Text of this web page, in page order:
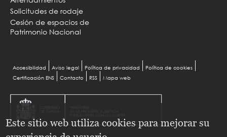
Solicitudes de rodaje
Cesión de espacios de
Patrimonio Nacional
Menu
Accesibilidad Aviso legal Política de privacidad
Política de cookies
Certificación ENS
Contacto RSS Mapa web
Este sitio web utiliza cookies para mejorar su